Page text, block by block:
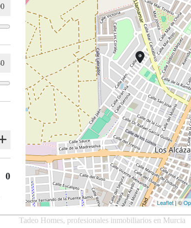
0
Leaflet| ©
Tadeo Homes, profesionales inmobiliarios en Murcia